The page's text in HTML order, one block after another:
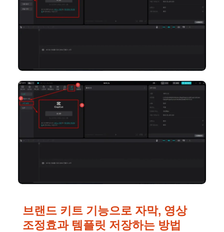
브랜드 키트 기능으로 자막, 영상
조정효과 템플릿 저장하는 방법